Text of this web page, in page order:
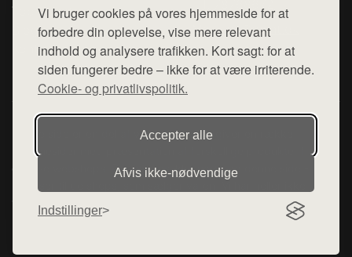
Vi bruger cookies på vores hjemmeside for at
forbedre din oplevelse, vise mere relevant
indhold og analysere trafikken. Kort sagt: for at
siden fungerer bedre – ikke for at være irriterende.
Cookie- og privatlivspolitik.
Accepter alle
Afvis ikke‑nødvendige
Indstillinger
Top Rabatter
Blog
Kontakt
Mail: hej@want.dk
Cookie- og privatlivspolitik
Denne side er en del af want.dk, der udgiver en række
hjemmesider med præsentation af forskellige produkter fra
diverse webshops. Der sælges ikke varer fra denne side - vi
varerne på lager.